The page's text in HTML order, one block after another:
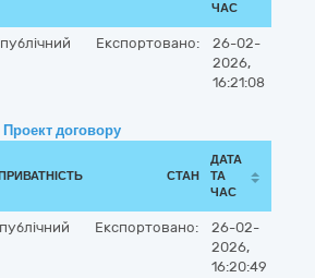
ЧАС
публічний Експортовано:
26-02-
2026,
16:21:08
договору
СТАН
ДАТА
ТА
ЧАС
публічний Експортовано:
26-02-
2026,
16:20:49